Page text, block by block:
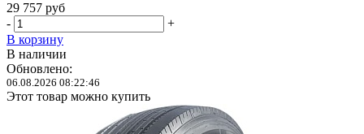
29 757 руб
-
+
В корзину
В наличии
Обновлено:
06.08.2026 08:22:46
Этот товар можно купить